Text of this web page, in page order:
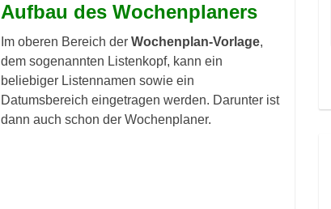
Aufbau des Wochenplaners
Im oberen Bereich derWochenplan-Vorlage,
dem sogenannten Listenkopf, kann ein
beliebiger Listennamen sowie ein
Datumsbereich eingetragen werden. Darunter ist
dann auch schon der Wochenplaner.